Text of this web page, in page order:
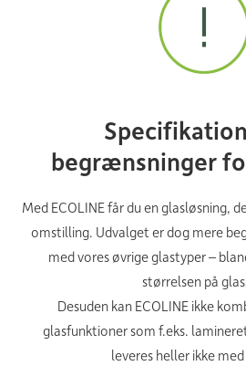
begrænsninger
Med ECOLINE får du en glasløsning,
omstilling. Udvalget er dog mere
med vores øvrige glastyper –
størrelsen på
Desuden kan ECOLINE ikke
glasfunktioner som f.eks.
leveres heller ikke med